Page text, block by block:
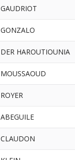
GAUDRIOT
GONZALO
DER HAROUTIOUNIA
MOUSSAOUD
ROYER
ABEGUILE
CLAUDON